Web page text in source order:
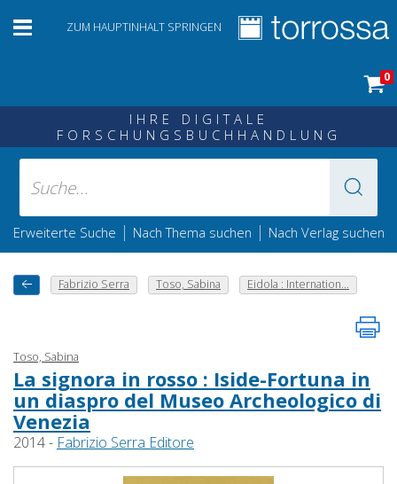
ZUM HAUPTINHALT SPRINGEN
0
IHRE DIGITALE
FORSCHUNGSBUCHHANDLUNG
Erweiterte Suche | Nach Thema suchen | Nach Verlag suchen
Fabrizio Serra Toso, Sabina Eidola : Internation...
Toso, Sabina
La signora in rosso : Iside-Fortuna in
un diaspro del Museo Archeologico di
Venezia
2014 - Fabrizio Serra Editore